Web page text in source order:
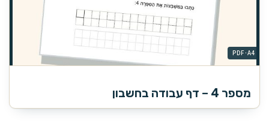
מספר 4 – דף עבודה בחשבון